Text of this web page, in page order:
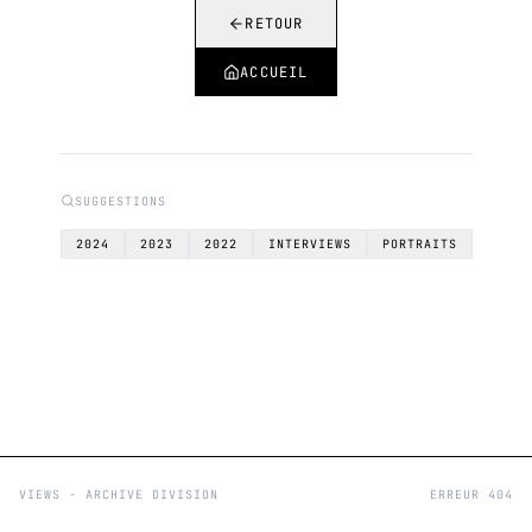
RETOUR
ACCUEIL
SUGGESTIONS
2024 2023 2022 INTERVIEWS PORTRAITS
VIEWS - ARCHIVE DIVISION ERREUR 404